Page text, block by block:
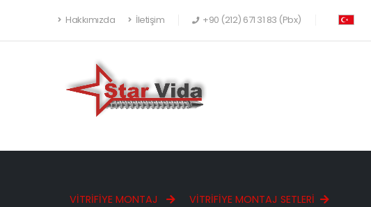
Hakkımızda İletişim +90 (212) 671 31 83 (Pbx)
VITRIFIYE MONTAJ VITRIFIYE MONTAJ SETLERI